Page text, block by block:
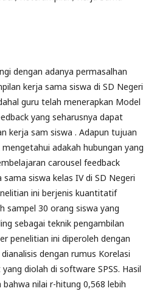
dengan adanya permasalhan
kerja sama siswa di SD Negeri
guru telah menerapkan Model
yang seharusnya dapat
kerja sam siswa . Adapun tujuan
adakah hubungan yang
carousel feedback
siswa kelas IV di SD Negeri
ini berjenis kuantitatif
sampel 30 orang siswa yang
sebagai teknik pengambilan
penelitian ini diperoleh dengan
dengan rumus Korelasi
diolah di software SPSS. Hasil
nilai r-hitung 0,568 lebih